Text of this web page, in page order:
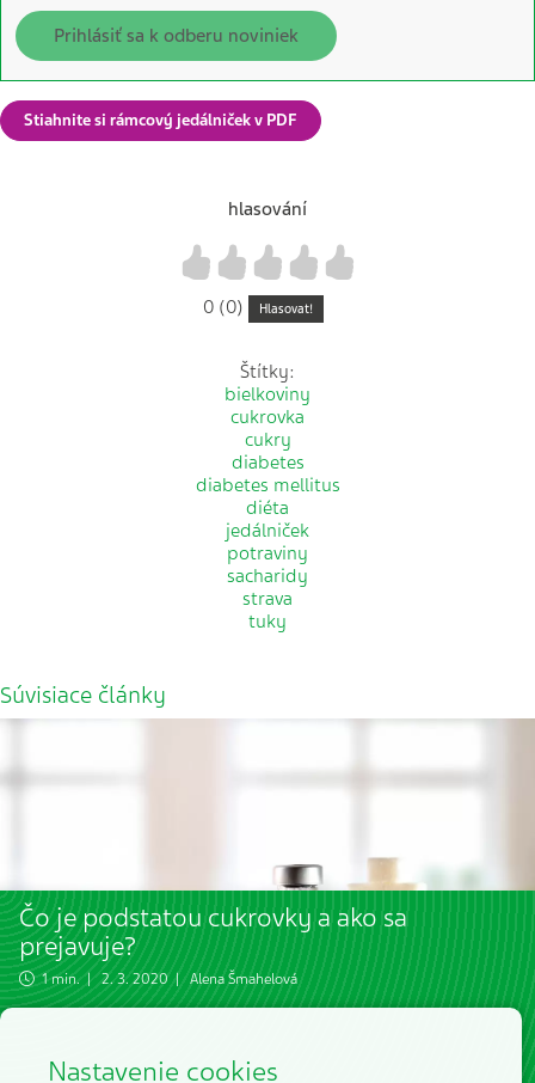
Prihlásiť sa k odberu noviniek
Stiahnite si rámcový jedálniček v PDF
hlasování
4
3
2
1
0 (0) Hlasovat!
Štítky:
bielkoviny
cukrovka
cukry
diabetes
diabetes mellitus
diéta
jedálniček
potraviny
sacharidy
strava
tuky
Súvisiace články
Čo je podstatou cukrovky a ako sa
prejavuje?
1 min. | 2. 3. 2020 |Alena Šmahelová
Nastavenie cookies